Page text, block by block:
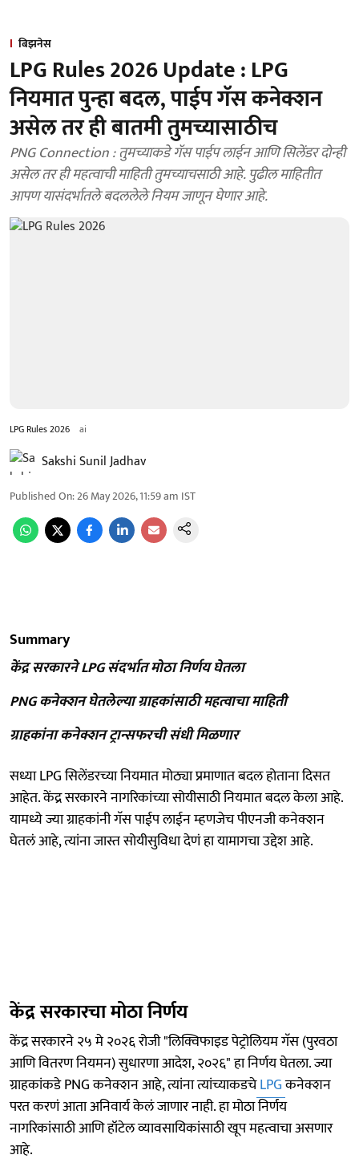
बिझनेस
LPG Rules 2026 Update : LPG
नियमात पुन्हा बदल, पाईप गॅस कनेक्शन
असेल तर ही बातमी तुमच्यासाठीच
PNG Connection : तुमच्याकडे गॅस पाईप लाईन आणि सिलेंडर दोन्ही
असेल तर ही महत्वाची माहिती तुमच्याचसाठी आहे. पुढील माहितीत
आपण यासंदर्भातले बदललेले नियम जाणून घेणार आहे.
LPG Rules 2026 ai
Sakshi Sunil Jadhav
Published On:26 May 2026, 11:59 am IST
Summary
केंद्र सरकारने LPG संदर्भात मोठा निर्णय घेतला
PNG कनेक्शन घेतलेल्या ग्राहकांसाठी महत्वाचा माहिती
ग्राहकांना कनेक्शन ट्रान्सफरची संधी मिळणार
सध्या LPG सिलेंडरच्या नियमात मोठ्या प्रमाणात बदल होताना दिसत
आहेत. केंद्र सरकारने नागरिकांच्या सोयीसाठी नियमात बदल केला आहे.
यामध्ये ज्या ग्राहकांनी गॅस पाईप लाईन म्हणजेच पीएनजी कनेक्शन
घेतलं आहे, त्यांना जास्त सोयीसुविधा देणं हा यामागचा उद्देश आहे.
केंद्र सरकारचा मोठा निर्णय
केंद्र सरकारने २५ मे २०२६ रोजी "लिक्विफाइड पेट्रोलियम गॅस (पुरवठा
आणि वितरण नियमन) सुधारणा आदेश, २०२६" हा निर्णय घेतला. ज्या
ग्राहकांकडे PNG कनेक्शन आहे, त्यांना त्यांच्याकडचेLPGकनेक्शन
परत करणं आता अनिवार्य केलं जाणार नाही. हा मोठा निर्णय
नागरिकांसाठी आणि हॉटेल व्यावसायिकांसाठी खूप महत्वाचा असणार
आहे.